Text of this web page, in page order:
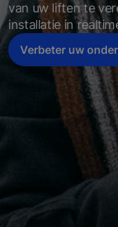
van uw liften te
installatie in
Verbeter uw